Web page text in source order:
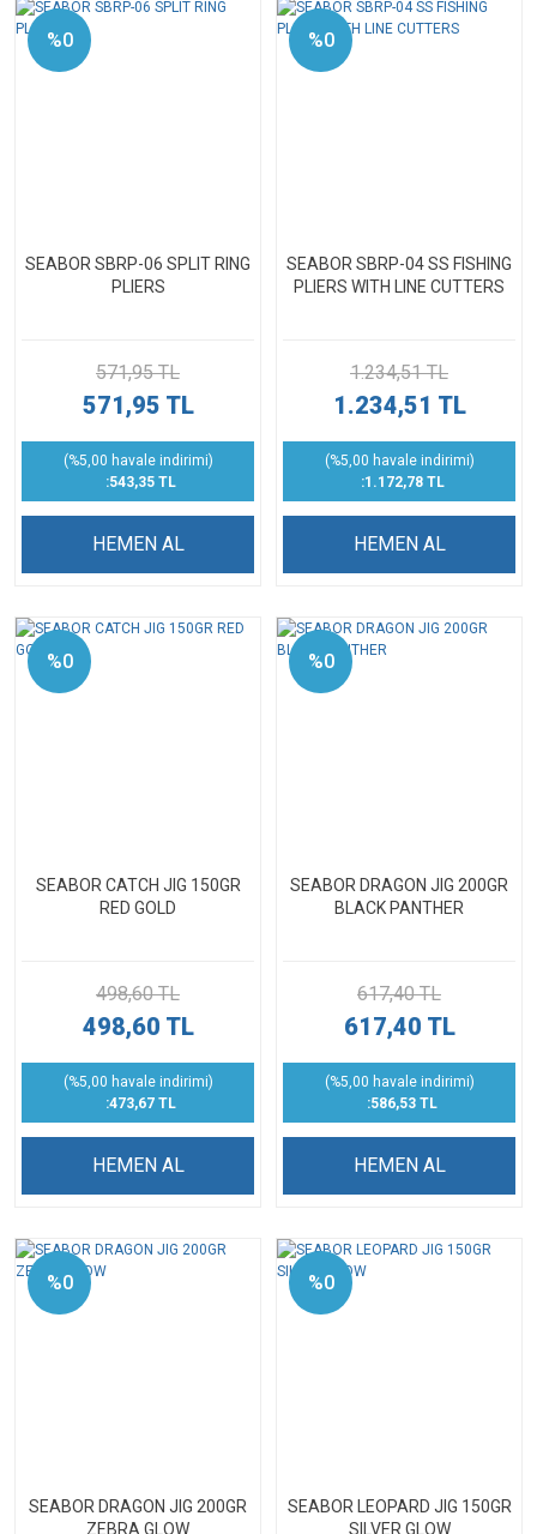
%0
SEABOR SBRP-06 SPLIT RING
PLIERS
571,95 TL
571,95 TL
(%5,00 havale indirimi)
:543,35 TL
HEMEN AL
%0
SEABOR SBRP-04 SS FISHING
PLIERS WITH LINE CUTTERS
1.234,51 TL
1.234,51 TL
(%5,00 havale indirimi)
:1.172,78 TL
HEMEN AL
%0
SEABOR CATCH JIG 150GR
RED GOLD
498,60 TL
498,60 TL
(%5,00 havale indirimi)
:473,67 TL
HEMEN AL
%0
SEABOR DRAGON JIG 200GR
BLACK PANTHER
617,40 TL
617,40 TL
(%5,00 havale indirimi)
:586,53 TL
HEMEN AL
%0
SEABOR DRAGON JIG 200GR
ZEBRA GLOW
%0
SEABOR LEOPARD JIG 150GR
SILVER GLOW